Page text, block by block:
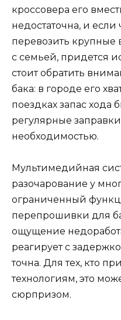
кроссовера его
недостаточна, и если
перевозить крупные
с семьей, придется
стоит обратить
бака: в городе его
поездках запас хода
регулярные заправки
необходимостью.
Мультимедийная
разочарование у
ограниченный
перепрошивки для
ощущение
реагирует с
точна. Для тех, кто
технологиям, это
сюрпризом.